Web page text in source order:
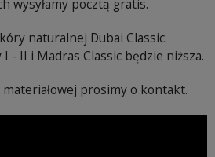
wysyłamy pocztą gratis.
naturalnej Dubai Classic.
- II i Madras Classic będzie niższa.
prosimy o kontakt.